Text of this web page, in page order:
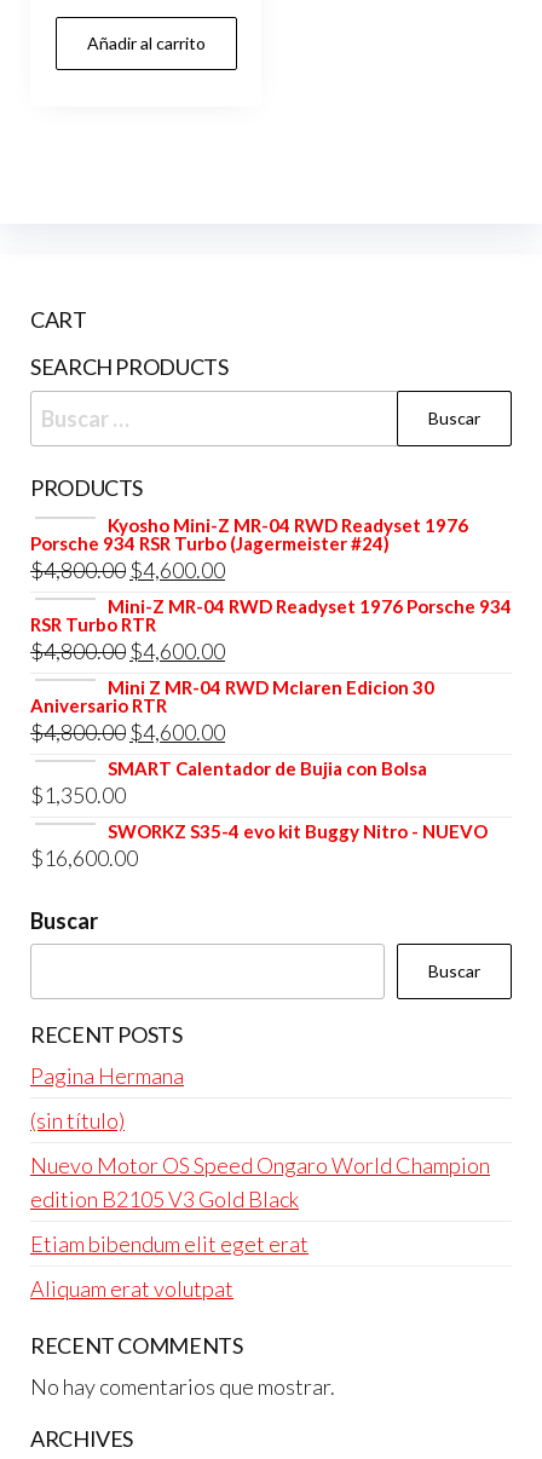
Añadir al carrito
CART
SEARCH PRODUCTS
Buscar:
PRODUCTS
Kyosho Mini-Z MR-04 RWD Readyset 1976
Porsche 934 RSR Turbo (Jagermeister #24)
$4,800.00 El
precio
original
era:
$4,800.00.
$4,600.00El
precio
es:
$4,600.00.
Mini-Z MR-04 RWD Readyset 1976 Porsche 934
RSR Turbo RTR
$4,800.00 El
precio
original
era:
$4,800.00.
$4,600.00El
precio
es:
$4,600.00.
Mini Z MR-04 RWD Mclaren Edicion 30
Aniversario RTR
$4,800.00 El
precio
era:
$4,800.00.
$4,600.00El
precio
es:
SMART Calentador de Bujia con Bolsa
$1,350.00
SWORKZ S35-4 evo kit Buggy Nitro - NUEVO
$16,600.00
Buscar
Buscar
RECENT POSTS
Pagina Hermana
(sin título)
Nuevo Motor OS Speed Ongaro World Champion
edition B2105 V3 Gold Black
Etiam bibendum elit eget erat
Aliquam erat volutpat
RECENT COMMENTS
No hay comentarios que mostrar.
ARCHIVES